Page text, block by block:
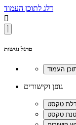
דלג לתוכן העמוד

סרגל נגישות
גופן וקישורים